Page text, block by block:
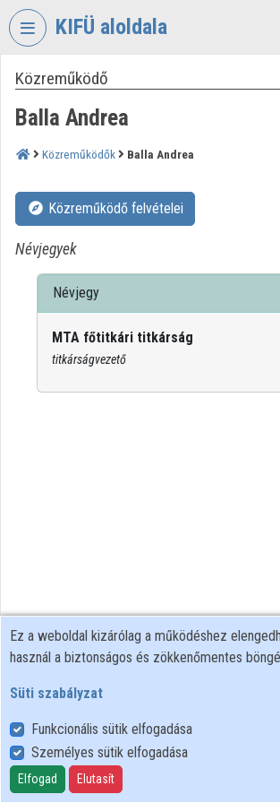
Fejléc kihagyása
KIFÜ aloldala
VIDEOTORIUM
KORMÁNYZATI
INFORMATIKAI
ÜGYNÖKSÉG
Intézményi kezdőlap
Intézményi felfedezés
Kategóriák
Közreműködő
Balla Andrea
Közreműködők Balla Andrea
Közreműködő felvételei
Névjegyek
Névjegy
MTA főtitkári titkárság
titkárságvezető
Felhasználói szabályzat
Adatkezelési tájékoztató
Süti szabályzat
Ez a weboldal kizárólag a működéshez
használ a biztonságos és zökkenőmentes
Süti szabályzat
Funkcionális sütik elfogadása
Személyes sütik elfogadása
Elfogad Elutasít